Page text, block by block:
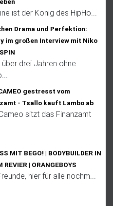
ist der König des HipHo...
Drama und Perfektion:
im großen Interview mit Niko
über drei Jahren ohne
gestresst vom
- Tsallo kauft Lambo ab
sitzt das Finanzamt
MIT BEGO! | BODYBUILDER IN
REVIER | ORANGEBOYS
hier für alle nochm...